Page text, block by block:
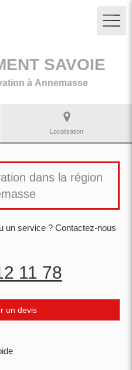
SAVOIE
à Annemasse
Localisation
dans la région
un service ? Contactez-nous
11 78
un devis